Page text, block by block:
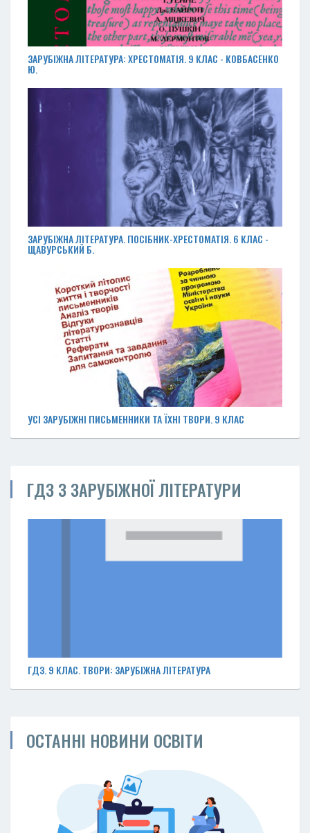
ЗАРУБІЖНА ЛІТЕРАТУРА: ХРЕСТОМАТІЯ. 9 КЛАС - КОВБАСЕНКО
Ю.
ЗАРУБІЖНА ЛІТЕРАТУРА. ПОСІБНИК-ХРЕСТОМАТІЯ. 6 КЛАС -
ЩАВУРСЬКИЙ Б.
УСІ ЗАРУБІЖНІ ПИСЬМЕННИКИ ТА ЇХНІ ТВОРИ. 9 КЛАС
ГДЗ З ЗАРУБІЖНОЇ ЛІТЕРАТУРИ
ГДЗ. 9 КЛАС. ТВОРИ: ЗАРУБІЖНА ЛІТЕРАТУРА
ОСТАННІ НОВИНИ ОСВІТИ